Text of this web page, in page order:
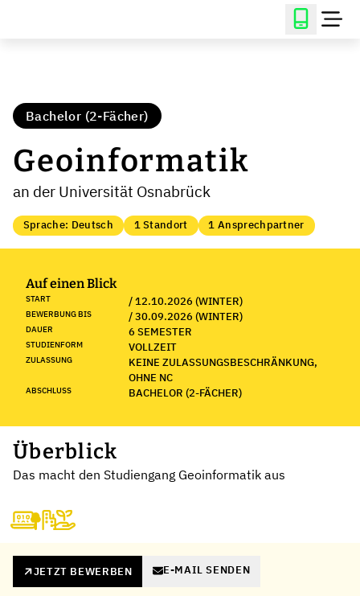
Bachelor (2-Fächer)
Geoinformatik
an der Universität Osnabrück
Sprache: Deutsch 1 Standort 1 Ansprechpartner
Auf einen Blick
START / 12.10.2026 (WINTER)
BEWERBUNG BIS / 30.09.2026 (WINTER)
DAUER 6 SEMESTER
STUDIENFORM VOLLZEIT
ZULASSUNG
KEINE ZULASSUNGSBESCHRÄNKUNG,
OHNE NC
ABSCHLUSS BACHELOR (2-FÄCHER)
Überblick
Das macht den Studiengang Geoinformatik aus
JETZT BEWERBEN E-MAIL SENDEN